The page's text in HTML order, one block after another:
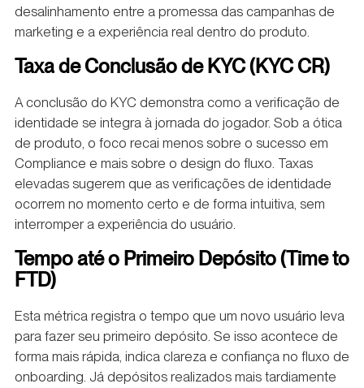
desalinhamento entre a promessa das campanhas de
marketing e a experiência real dentro do produto.
Taxa de Conclusão de KYC (KYC CR)
A conclusão do KYC demonstra como a verificação de
identidade se integra à jornada do jogador. Sob a ótica
de produto, o foco recai menos sobre o sucesso em
Compliance e mais sobre o design do fluxo. Taxas
elevadas sugerem que as verificações de identidade
ocorrem no momento certo e de forma intuitiva, sem
interromper a experiência do usuário.
Tempo até o Primeiro Depósito (Time to
FTD)
Esta métrica registra o tempo que um novo usuário leva
para fazer seu primeiro depósito. Se isso acontece de
forma mais rápida, indica clareza e confiança no fluxo de
onboarding. Já depósitos realizados mais tardiamente